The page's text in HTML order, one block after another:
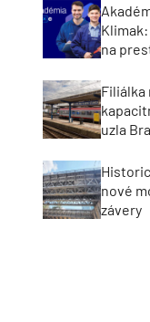
na
Filiálka
uzla
nové
závery